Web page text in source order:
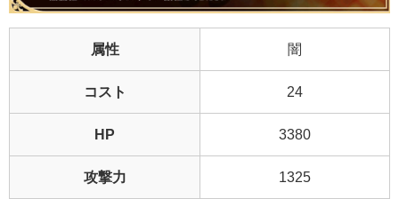
属性 闇
コスト 24
HP 3380
攻撃力 1325